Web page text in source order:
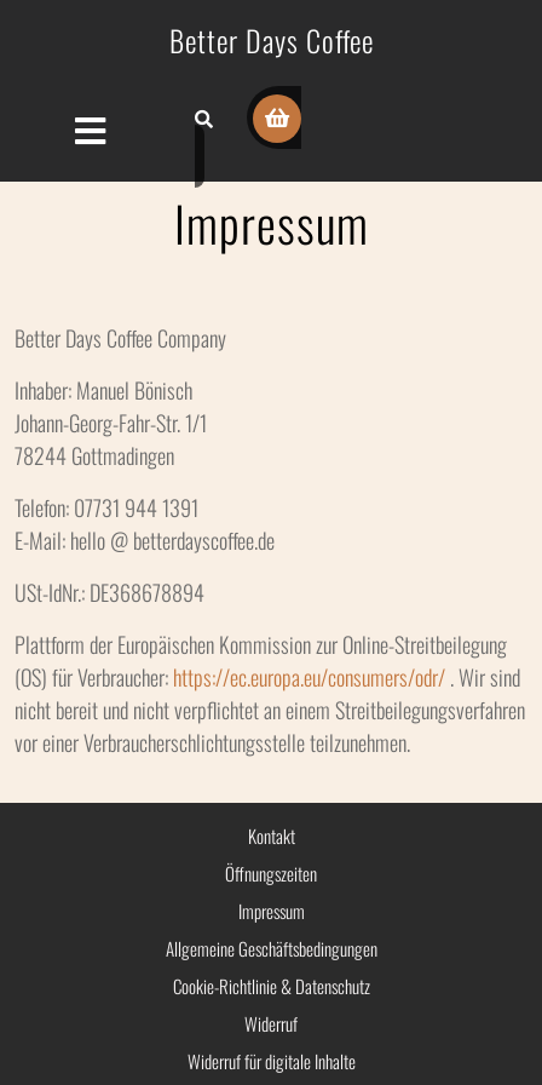
Better Days Coffee
Impressum
Better Days Coffee Company
Inhaber: Manuel Bönisch
Johann-Georg-Fahr-Str. 1/1
78244 Gottmadingen
Telefon: 07731 944 1391
E-Mail: hello @ betterdayscoffee.de
USt-IdNr.: DE368678894
Plattform der Europäischen Kommission zur Online-Streitbeilegung
(OS) für Verbraucher:https://ec.europa.eu/consumers/odr/. Wir sind
nicht bereit und nicht verpflichtet an einem Streitbeilegungsverfahren
vor einer Verbraucherschlichtungsstelle teilzunehmen.
Kontakt
Öffnungszeiten
Impressum
Allgemeine Geschäftsbedingungen
Cookie-Richtlinie & Datenschutz
Widerruf
Widerruf für digitale Inhalte